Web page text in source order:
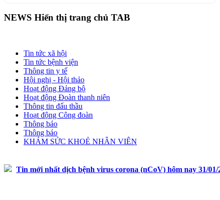
NEWS Hiển thị trang chủ TAB
Tin tức xã hội
Tin tức bệnh viện
Thông tin y tế
Hội nghị - Hội thảo
Hoạt động Đảng bộ
Hoạt động Đoàn thanh niên
Thông tin đấu thầu
Hoạt động Công đoàn
Thông báo
Thông báo
KHÁM SỨC KHOẺ NHÂN VIÊN
Tin mới nhất dịch bệnh virus corona (nCoV) hôm nay 31/01/